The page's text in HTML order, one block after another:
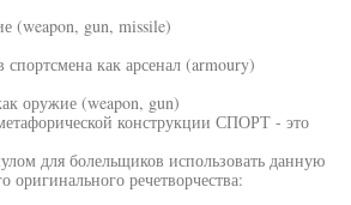
(weapon, gun, missile)
спортсмена как арсенал (armoury)
оружие (weapon, gun)
конструкции СПОРТ - это
для болельщиков использовать данную
оригинального речетворчества: